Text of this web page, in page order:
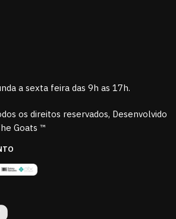
a sexta feira das 9h as 17h.
os direitos reservados, Desenvolvido
Goats ™